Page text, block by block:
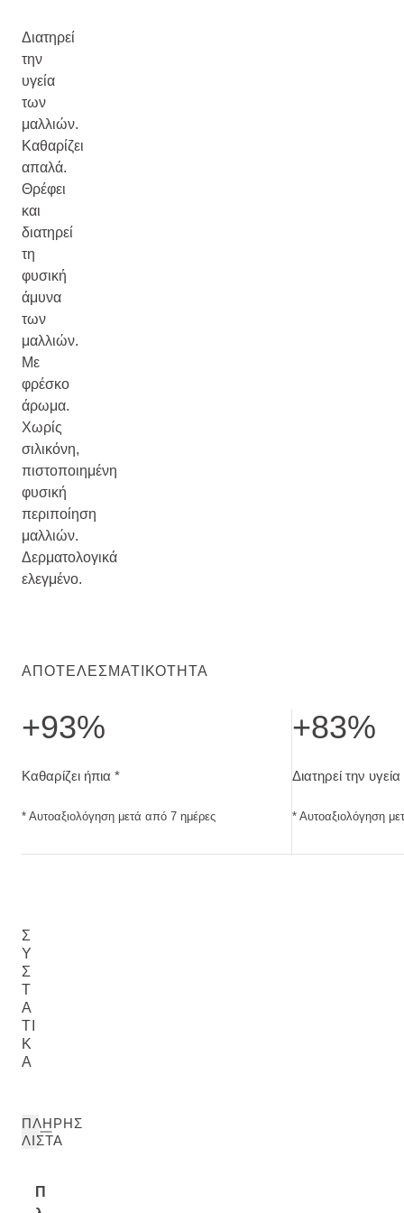
Διατηρεί
την
υγεία
των
μαλλιών.
Καθαρίζει
απαλά.
Θρέφει
και
διατηρεί
τη
φυσική
άμυνα
των
μαλλιών.
Με
φρέσκο
άρωμα.
Χωρίς
σιλικόνη,
πιστοποιημένη
φυσική
περιποίηση
μαλλιών.
Δερματολογικά
ελεγμένο.
ΑΠΟΤΕΛΕΣΜΑΤΙΚΌΤΗΤΑ
+93%
Καθαρίζει ήπια *
* Αυτοαξιολόγηση μετά από 7 ημέρες
+83%
Διατηρεί την
* Αυτοαξιολόγηση
Σ
Υ
Σ
Τ
Α
ΤΙ
Κ
Ά
ΠΛΉΡΗΣ
ΛΊΣΤΑ
Π